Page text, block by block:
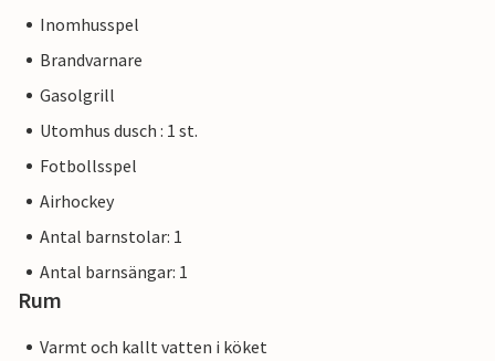
Inomhusspel
Brandvarnare
Gasolgrill
Utomhus dusch : 1 st.
Fotbollsspel
Airhockey
Antal barnstolar: 1
Antal barnsängar: 1
Rum
Varmt och kallt vatten i köket